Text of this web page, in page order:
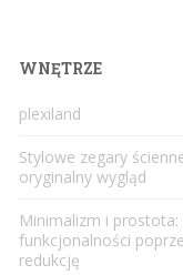
WNĘTRZE
plexiland
Stylowe zegary
oryginalny wygląd
Minimalizm i prostota:
funkcjonalności
redukcję